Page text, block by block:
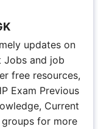
updates on
Jobs and job
free resources,
Exam Previous
Current
for more